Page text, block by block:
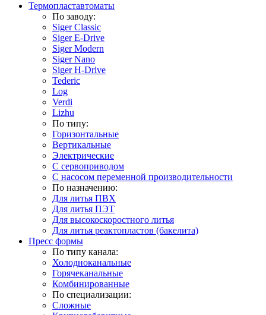
Термопластавтоматы
По заводу:
Siger Classic
Siger E-Drive
Siger Modern
Siger Nano
Siger H-Drive
Tederic
Log
Verdi
Lizhu
По типу:
Горизонтальные
Вертикальные
Электрические
С сервоприводом
С насосом переменной производительности
По назначению:
Для литья ПВХ
Для литья ПЭТ
Для высокоскоростного литья
Для литья реактопластов (бакелита)
Пресс формы
По типу канала:
Холодноканальные
Горячеканальные
Комбинированные
По специализации:
Сложные